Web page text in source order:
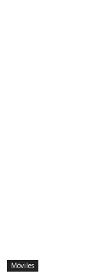
Móviles